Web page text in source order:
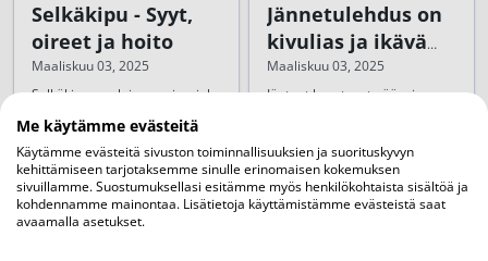
Selkäkipu - Syyt,
oireet ja hoito
Maaliskuu 03, 2025
Selkäkipu on yleinen vaiva, joka
koskettaa noin 8/10 aikuisista
jossain vaiheessa elämää.
Kipu voi olla hetkellinen
ohimenevä haitta tai krooninen
vaiva, joka vaikuttaa
merkittävästi arkeen ja
Lue artikkeli
Jännetulehdus on
kivulias ja ikävä
vaiva
Maaliskuu 03, 2025
Jänteet koostuvat pääasiassa
etenkin liiallisen rasituksen
seurauksena. Jännetulehdus on
varsin kivulias ja ikävä vaiva.
Lue artikkeli
Me käytämme evästeitä
Käytämme evästeitä sivuston toiminnallisuuksien ja suorituskyvyn
kehittämiseen tarjotaksemme sinulle erinomaisen kokemuksen
sivuillamme. Suostumuksellasi esitämme myös henkilökohtaista sisältöä ja
kohdennamme mainontaa. Lisätietoja käyttämistämme evästeistä saat
avaamalla asetukset.